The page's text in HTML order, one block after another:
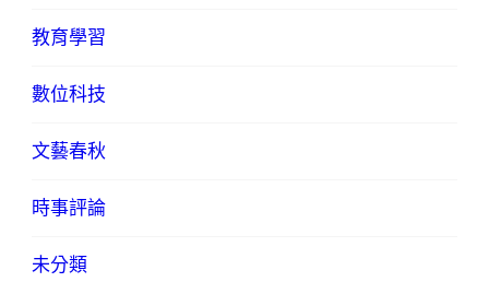
教育學習
數位科技
文藝春秋
時事評論
未分類